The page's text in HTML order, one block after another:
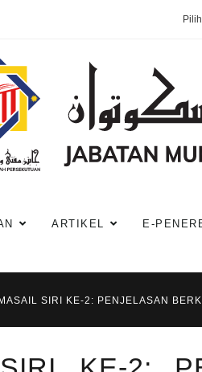
ARTIKEL E-
SIRI KE-2: PENJELASAN